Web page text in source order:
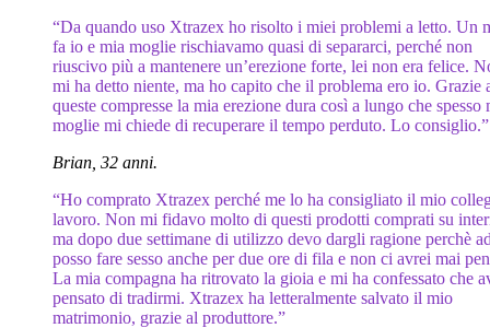
“Da quando uso Xtrazex ho risolto i miei problemi a letto. Un
fa io e mia moglie rischiavamo quasi di separarci, perché non
riuscivo più a mantenere un’erezione forte, lei non era felice.
mi ha detto niente, ma ho capito che il problema ero io. Grazie
queste compresse la mia erezione dura così a lungo che spesso
moglie mi chiede di recuperare il tempo perduto. Lo consiglio.”
Brian, 32 anni.
“Ho comprato Xtrazex perché me lo ha consigliato il mio
lavoro. Non mi fidavo molto di questi prodotti comprati su
ma dopo due settimane di utilizzo devo dargli ragione perchè
posso fare sesso anche per due ore di fila e non ci avrei mai
La mia compagna ha ritrovato la gioia e mi ha confessato che
pensato di tradirmi. Xtrazex ha letteralmente salvato il mio
matrimonio, grazie al produttore.”